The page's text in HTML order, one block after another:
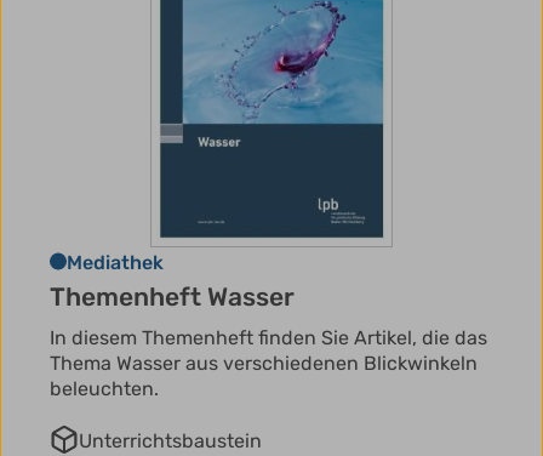
Mediathek
Themenheft Wasser
In diesem Themenheft finden Sie Artikel, die das
Thema Wasser aus verschiedenen Blickwinkeln
beleuchten.
Unterrichtsbaustein